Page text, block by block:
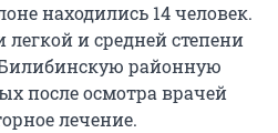
находились 14 человек.
и средней степени
районную
после осмотра врачей
лечение.